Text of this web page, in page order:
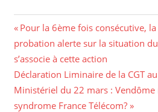
Pour la 6ème fois consécutive,
probation alerte sur la situation du
s’associe à cette action
Déclaration Liminaire de la CGT
Ministériel du 22 mars :
syndrome France Télécom?